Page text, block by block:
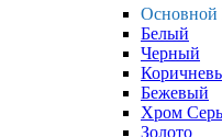
Основной
Белый
Черный
Бежевый
Хром
Золото